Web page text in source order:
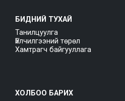
БИДНИЙ ТУХАЙ
Танилцуулга
Үйлчилгээний төрөл
Хамтрагч байгууллага
ХОЛБОО БАРИХ